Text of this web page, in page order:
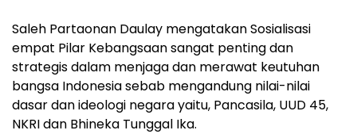
Saleh Partaonan Daulay mengatakan Sosialisasi
empat Pilar Kebangsaan sangat penting dan
strategis dalam menjaga dan merawat keutuhan
bangsa Indonesia sebab mengandung nilai-nilai
dasar dan ideologi negara yaitu, Pancasila, UUD 45,
NKRI dan Bhineka Tunggal Ika.